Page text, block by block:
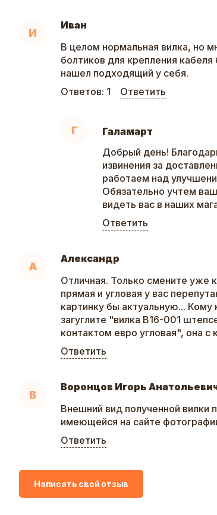
И
Иван
В целом нормальная вилка, но
болтиков для крепления
нашел подходящий у себя.
Ответов: 1 Ответить
Г Галамарт
Добрый день!
извинения за
работаем над
Обязательно учтем
видеть вас в наших
Ответить
А
Александр
Отличная. Только смените уже
прямая и угловая у вас
картинку бы актуальную... Кому
загуглите "вилка В16-001
контактом евро угловая", она
Ответить
В
Воронцов Игорь
Внешний вид полученной вилки
имеющейся на сайте
Ответить
Написать свой отзыв